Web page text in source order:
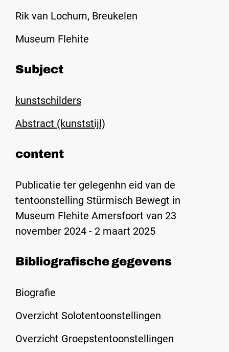
Rik van Lochum, Breukelen
Museum Flehite
Subject
kunstschilders
Abstract (kunststijl)
content
Publicatie ter gelegenhn eid van de
tentoonstelling Stürmisch Bewegt in
Museum Flehite Amersfoort van 23
november 2024 - 2 maart 2025
Bibliografische gegevens
Biografie
Overzicht Solotentoonstellingen
Overzicht Groepstentoonstellingen